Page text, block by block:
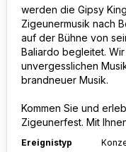
werden die Gipsy
Zigeunermusik nach
auf der Bühne von
Baliardo begleitet.
unvergesslichen
brandneuer Musik.
Kommen Sie und
Zigeunerfest. Mit
Ereignistyp